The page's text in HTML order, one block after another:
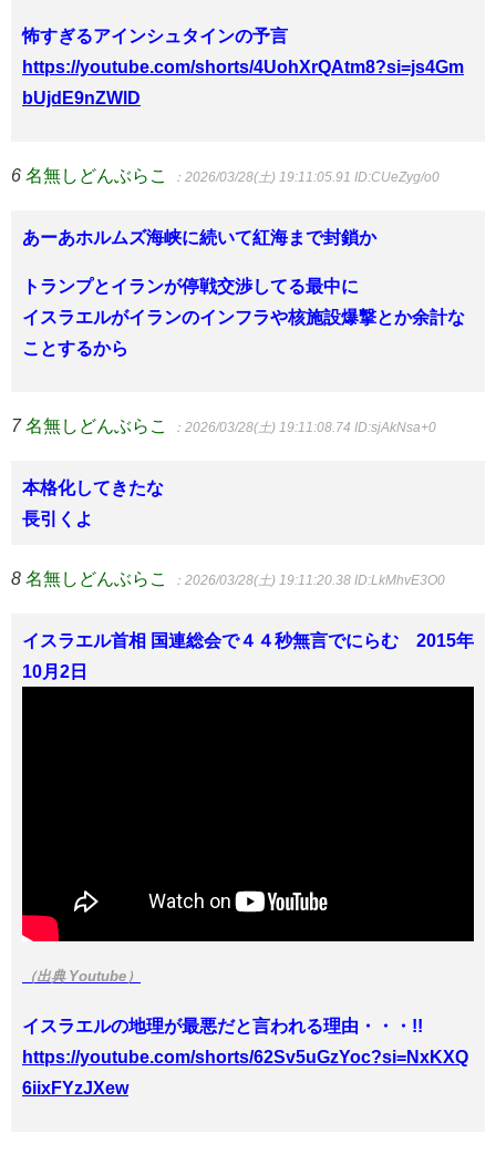
怖すぎるアインシュタインの予言
https://youtube.com/shorts/4UohXrQAtm8?si=js4Gm
bUjdE9nZWlD
6 名無しどんぶらこ ：2026/03/28(土) 19:11:05.91 ID:CUeZyg/o0
あーあホルムズ海峡に続いて紅海まで封鎖か
トランプとイランが停戦交渉してる最中に
イスラエルがイランのインフラや核施設爆撃とか余計な
ことするから
7 名無しどんぶらこ ：2026/03/28(土) 19:11:08.74 ID:sjAkNsa+0
本格化してきたな
長引くよ
8 名無しどんぶらこ ：2026/03/28(土) 19:11:20.38 ID:LkMhvE3O0
イスラエル首相 国連総会で４４秒無言でにらむ 2015年
10月2日
（出典 Youtube）
イスラエルの地理が最悪だと言われる理由・・・!!
https://youtube.com/shorts/62Sv5uGzYoc?si=NxKXQ
6iixFYzJXew